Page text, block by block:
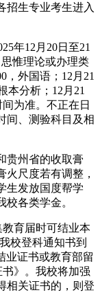
招生专业考生进入
年12月20日至21
惟理论或办理类
，外国语；12月21
本分析；12月21
为准。不正在日
间、测验科目及相
州省的收取膏
火尺度若有调整，
生发放国度帮学
各类学金。
育届时可结业本
校登科通知书到
业证书或教育部留
》。我校将加强
相关证书的，则登